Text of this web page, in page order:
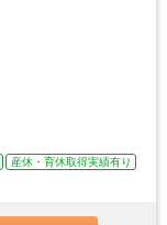
産休・育休取得実績有り